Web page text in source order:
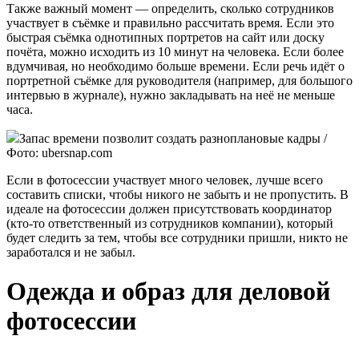
Также важный момент — определить, сколько сотрудников
участвует в съёмке и правильно рассчитать время. Если это
быстрая съёмка однотипных портретов на сайт или доску
почёта, можно исходить из 10 минут на человека. Если более
вдумчивая, но необходимо больше времени. Если речь идёт о
портретной съёмке для руководителя (например, для большого
интервью в журнале), нужно закладывать на неё не меньше
часа.
Запас времени позволит создать разноплановые кадры /
Фото: ubersnap.com
Если в фотосессии участвует много человек, лучше всего
составить списки, чтобы никого не забыть и не пропустить. В
идеале на фотосессии должен присутствовать координатор
(кто-то ответственный из сотрудников компании), который
будет следить за тем, чтобы все сотрудники пришли, никто не
заработался и не забыл.
Одежда и образ для деловой
фотосессии